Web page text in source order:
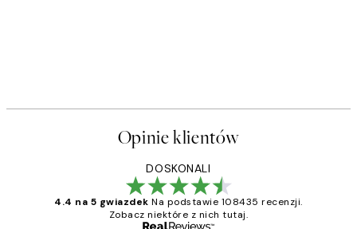
Opinie klientów
DOSKONALI
4.4 na 5 gwiazdek Na podstawie 108435 recenzji.
Zobacz niektóre z nich tutaj.